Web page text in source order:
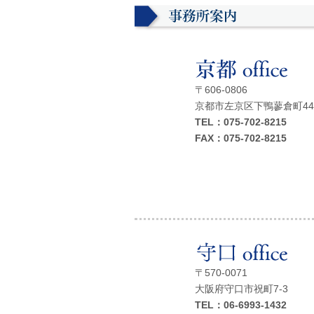
〒606‐0806
京都市左京区下鴨蓼倉町
TEL：075-702-8215
FAX：075-702-8215
〒570-0071
大阪府守口市祝町7-3
TEL：06-6993-1432